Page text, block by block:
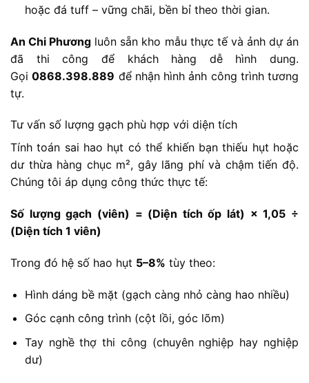
hoặc đá tuff – vững chãi, bền bỉ theo thời gian.
An Chi Phương luôn sẵn kho mẫu thực tế và ảnh dự án
đã thi công để khách hàng dễ hình dung.
Gọi0868.398.889 để nhận hình ảnh công trình tương
tự.
Tư vấn số lượng gạch phù hợp với diện tích
Tính toán sai hao hụt có thể khiến bạn thiếu hụt hoặc
dư thừa hàng chục m², gây lãng phí và chậm tiến độ.
Chúng tôi áp dụng công thức thực tế:
Số lượng gạch (viên) = (Diện tích ốp lát) × 1,05 ÷
(Diện tích 1 viên)
Trong đó hệ số hao hụt 5–8% tùy theo:
Hình dáng bề mặt (gạch càng nhỏ càng hao nhiều)
Góc cạnh công trình (cột lồi, góc lõm)
Tay nghề thợ thi công (chuyên nghiệp hay nghiệp
dư)